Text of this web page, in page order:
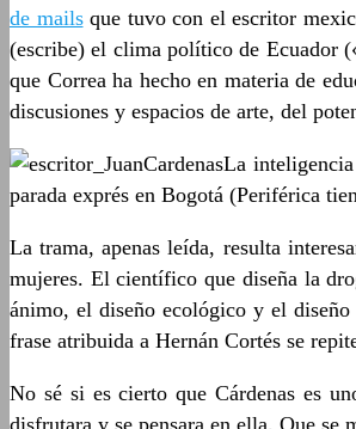
de mailsque tuvo con el escritor
(escribe) el clima político de Ecuador
que Correa ha hecho en materia de
discusiones y espacios de arte, del
La
parada exprés en Bogotá (Periférica
La trama, apenas leída, resulta
mujeres. El científico que diseña la
ánimo, el diseño ecológico y el
frase atribuida a Hernán Cortés se
No sé si es cierto que Cárdenas es
disfrutara y se pensara en ella. Que se